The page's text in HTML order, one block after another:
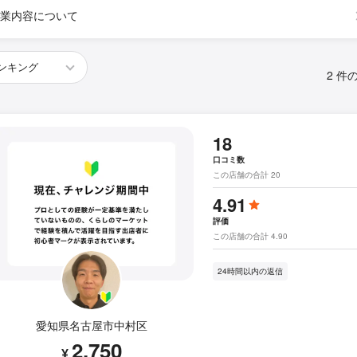
内容について
2 件
愛知県名古屋市中村区
2,750
18
口コミ数
この店舗の合計 20
4.91
評価
この店舗の合計 4.90
24時間以内の返信